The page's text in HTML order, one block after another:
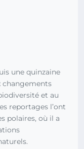
une quinzaine
changements
et au
reportages l’ont
polaires, où il a